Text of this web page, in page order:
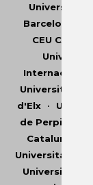
Universitat
Barcelona
CEU
Internacional
Universitat de
d'Elx•
de Perpinyà
Catalunya
Universitat
Universitat